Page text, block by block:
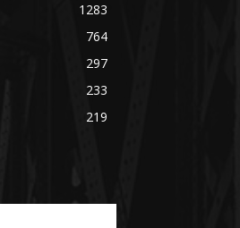
1283
764
297
233
219